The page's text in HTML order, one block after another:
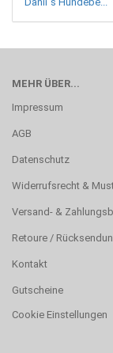
MEHR ÜBER...
Impressum
AGB
Datenschutz
Widerrufsrecht &
Versand- &
Retoure /
Kontakt
Gutscheine
Cookie Einstellungen